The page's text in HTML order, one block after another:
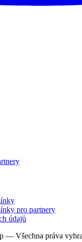
pro partnery
údajů
— Všechna práva